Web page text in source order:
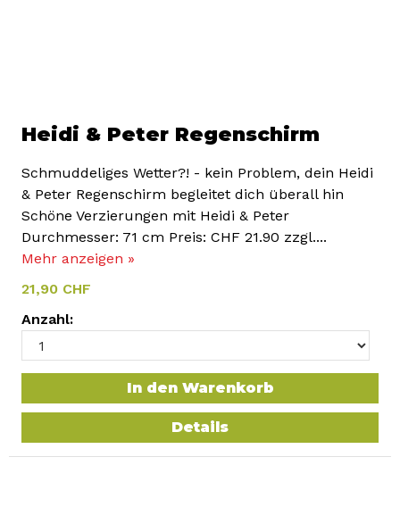
Heidi & Peter Regenschirm
Schmuddeliges Wetter?! - kein Problem, dein Heidi
& Peter Regenschirm begleitet dich überall hin
Schöne Verzierungen mit Heidi & Peter
Durchmesser: 71 cm Preis: CHF 21.90 zzgl....
Mehr anzeigen »
21,90 CHF
Anzahl:
In den Warenkorb
Details